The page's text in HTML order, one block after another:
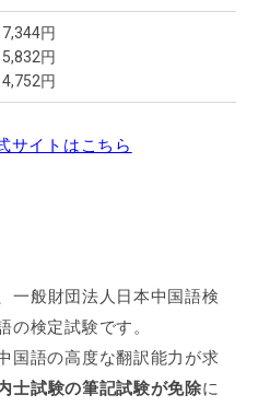
7,344円
5,832円
4,752円
サイトはこちら
一般財団法人日本中国語検
の検定試験です。
国語の高度な翻訳能力が求
士試験の筆記試験が免除に